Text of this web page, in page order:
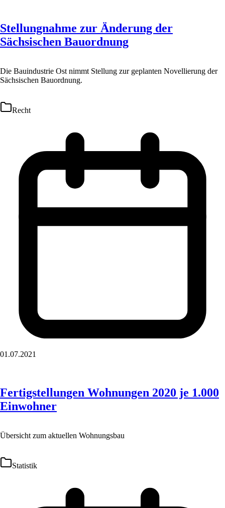
Stellungnahme zur Änderung der
Sächsischen Bauordnung
Die Bauindustrie Ost nimmt Stellung zur geplanten Novellierung der
Sächsischen Bauordnung.
Recht
01.07.2021
Fertigstellungen Wohnungen 2020 je 1.000
Einwohner
Übersicht zum aktuellen Wohnungsbau
Statistik